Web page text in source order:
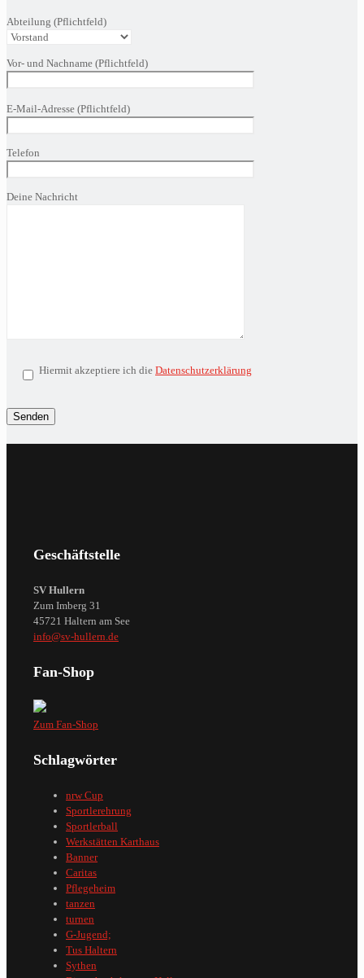
Abteilung (Pflichtfeld)
Vor- und Nachname (Pflichtfeld)
lasse
leer.
E-Mail-Adresse (Pflichtfeld)
Telefon
Deine Nachricht
Hiermit akzeptiere ich die Datenschutzerklärung
Geschäftstelle
SV Hullern
Zum Imberg 31
45721 Haltern am See
info@sv-hullern.de
Fan-Shop
Zum Fan-Shop
Schlagwörter
nrw Cup
Sportlerehrung
Sportlerball
Werkstätten Karthaus
Banner
Caritas
Pflegeheim
tanzen
turnen
G-Jugend;
Tus Haltern
Sythen